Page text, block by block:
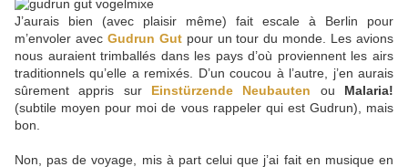
J’aurais bien (avec plaisir même) fait escale à Berlin pour
m’envoler avec Gudrun Gut pour un tour du monde. Les avions
nous auraient trimballés dans les pays d’où proviennent les airs
traditionnels qu’elle a remixés. D’un coucou à l’autre, j’en aurais
sûrement appris sur Einstürzende Neubauten ou Malaria!
(subtile moyen pour moi de vous rappeler qui est Gudrun), mais
bon.
Non, pas de voyage, mis à part celui que j’ai fait en musique en